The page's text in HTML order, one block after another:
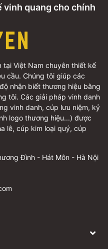
vinh quang cho chính
tại Việt Nam chuyên thiết kế
cầu. Chúng tôi giúp các
nhận biết thương hiệu bằng
tôi. Các giải pháp vinh danh
vinh danh, cúp lưu niệm, kỷ
logo thương hiệu...) được
lê, cúp kim loại quý, cúp
Đình - Hát Môn - Hà Nội